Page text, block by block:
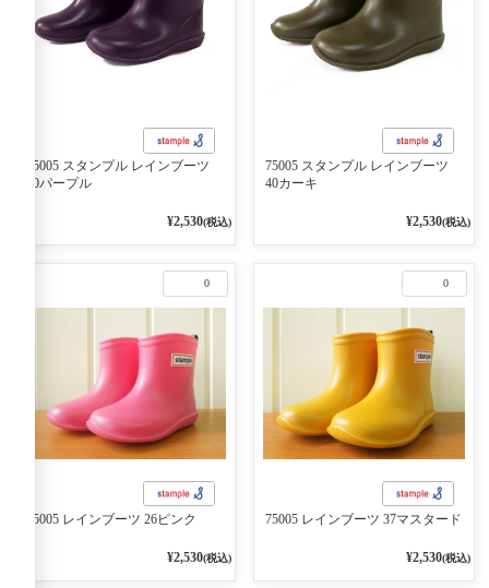
75005 スタンプル レインブーツ
60パープル
¥2,530(税込)
75005 スタンプル レインブーツ
40カーキ
¥2,530(税込)
0
75005 レインブーツ 26ピンク
¥2,530(税込)
0
75005 レインブーツ 37マスタード
¥2,530(税込)